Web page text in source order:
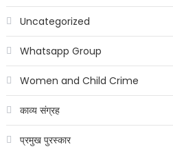
Uncategorized
Whatsapp Group
Women and Child Crime
काव्य संग्रह
प्रमुख पुरस्कार